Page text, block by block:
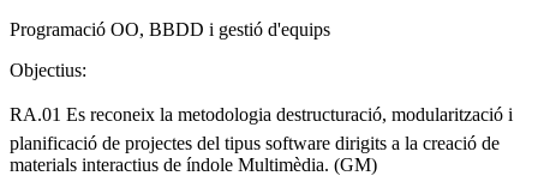
Programació OO, BBDD i gestió d'equips
Objectius:
RA.01 Es reconeix la metodologia destructuració, modularització i
planificació de projectes del tipus software dirigits a la creació de
materials interactius de índole Multimèdia. (GM)